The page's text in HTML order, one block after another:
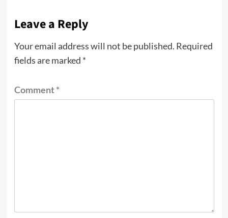
Leave a Reply
Your email address will not be published. Required
fields are marked *
Comment*